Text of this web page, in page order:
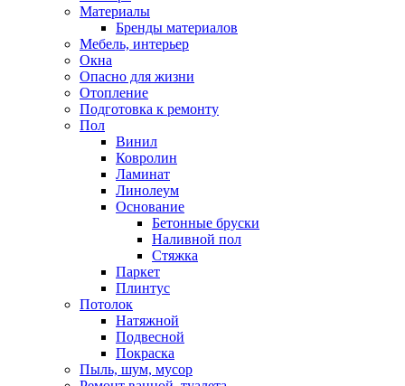
Материалы
Бренды материалов
Мебель, интерьер
Окна
Опасно для жизни
Отопление
Подготовка к ремонту
Пол
Винил
Ковролин
Ламинат
Линолеум
Основание
Бетонные бруски
Наливной пол
Стяжка
Паркет
Плинтус
Потолок
Натяжной
Подвесной
Покраска
Пыль, шум, мусор